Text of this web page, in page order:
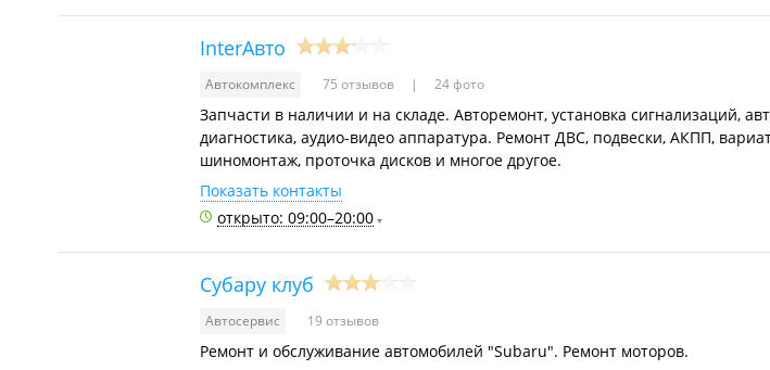
InterАвто
Автокомплекс 75 отзывов 24 фото
Запчасти в наличии и на складе. Авторемонт, установка сигнализаций,
диагностика, аудио-видео аппаратура. Ремонт ДВС, подвески, АКПП,
шиномонтаж, проточка дисков и многое другое.
Показать контакты
открыто: 09:00–20:00
Субару клуб
Автосервис 19 отзывов
Ремонт и обслуживание автомобилей "Subaru". Ремонт моторов.